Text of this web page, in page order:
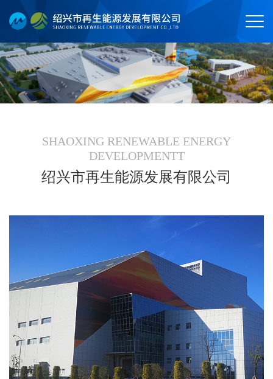
SHAOXING RENEWABLE ENERGY
DEVELOPMENTT
绍兴市再生能源发展有限公司